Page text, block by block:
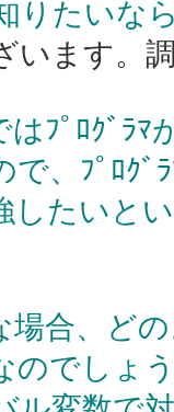
りたいな
います。
はﾌﾟﾛｸﾞﾗ
で、ﾌﾟﾛｸ
したいと
場合、ど
のでしょ